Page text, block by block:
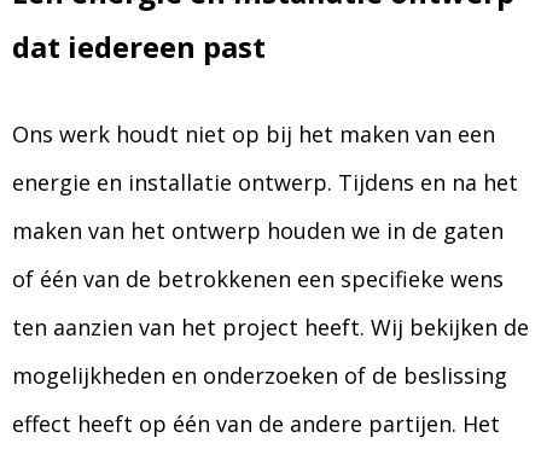
dat iedereen past
Ons werk houdt niet op bij het maken van een
energie en installatie ontwerp. Tijdens en na het
maken van het ontwerp houden we in de gaten
of één van de betrokkenen een specifieke wens
ten aanzien van het project heeft. Wij bekijken de
mogelijkheden en onderzoeken of de beslissing
effect heeft op één van de andere partijen. Het